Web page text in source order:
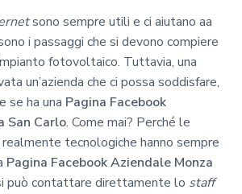
sono sempre utili e ci aiutano aa
i passaggi che si devono compiere
fotovoltaico. Tuttavia, una
un’azienda che ci possa soddisfare,
se ha una Pagina Facebook
San Carlo. Come mai? Perché le
tecnologiche hanno sempre
Pagina Facebook Aziendale Monza
può contattare direttamente lo staff